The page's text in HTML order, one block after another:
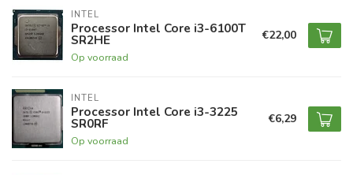
INTEL
Processor Intel Core i3-6100T
SR2HE
Op voorraad
€22,00
INTEL
Processor Intel Core i3-3225
SR0RF
Op voorraad
€6,29